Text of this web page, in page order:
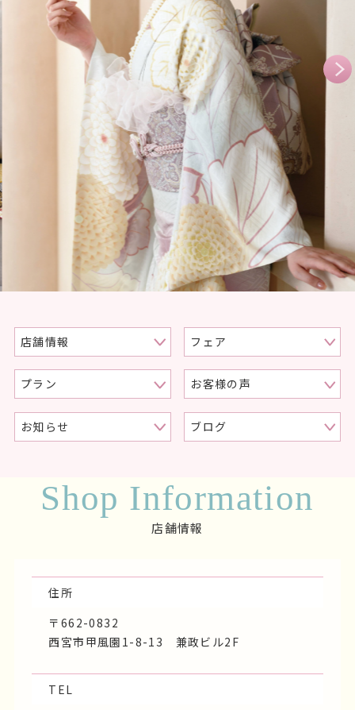
店舗情報 フェア
プラン お客様の声
お知らせ ブログ
Shop Information
店舗情報
住所
〒662-0832
西宮市甲風園1-8-13 兼政ビル2F
TEL